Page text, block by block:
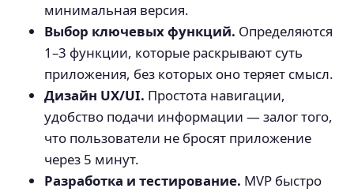
минимальная версия.
Выбор ключевых функций. Определяются
1–3 функции, которые раскрывают суть
приложения, без которых оно теряет смысл.
Дизайн UX/UI. Простота навигации,
удобство подачи информации — залог того,
что пользователи не бросят приложение
через 5 минут.
Разработка и тестирование. MVP быстро